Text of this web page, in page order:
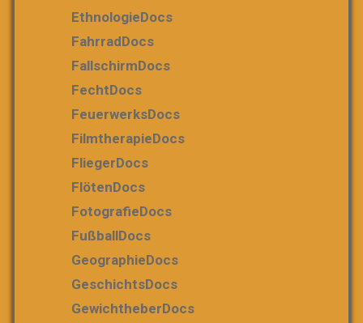
EthnologieDocs
FahrradDocs
FallschirmDocs
FechtDocs
FeuerwerksDocs
FilmtherapieDocs
FliegerDocs
FlötenDocs
FotografieDocs
FußballDocs
GeographieDocs
GeschichtsDocs
GewichtheberDocs